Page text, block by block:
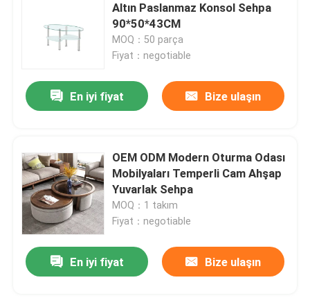
Altın Paslanmaz Konsol Sehpa
90*50*43CM
MOQ：50 parça
Fiyat：negotiable
En iyi fiyat Bize ulaşın
OEM ODM Modern Oturma Odası
Mobilyaları Temperli Cam Ahşap
Yuvarlak Sehpa
MOQ：1 takım
Fiyat：negotiable
En iyi fiyat Bize ulaşın